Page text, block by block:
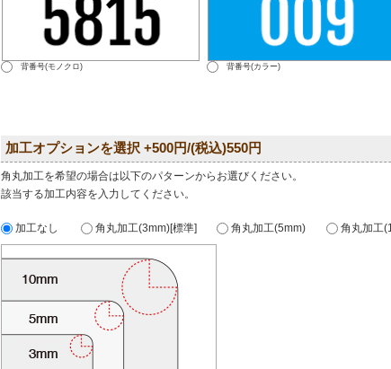
背番号(モノクロ) 背番号(カラー)
加工オプションを選択 +500円/(税込)550円
角丸加工を希望の場合は以下のパターンからお選びください。
該当する加工内容を入力してください。
加工なし 角丸加工(3mm)[標準] 角丸加工(5mm) 角丸加工